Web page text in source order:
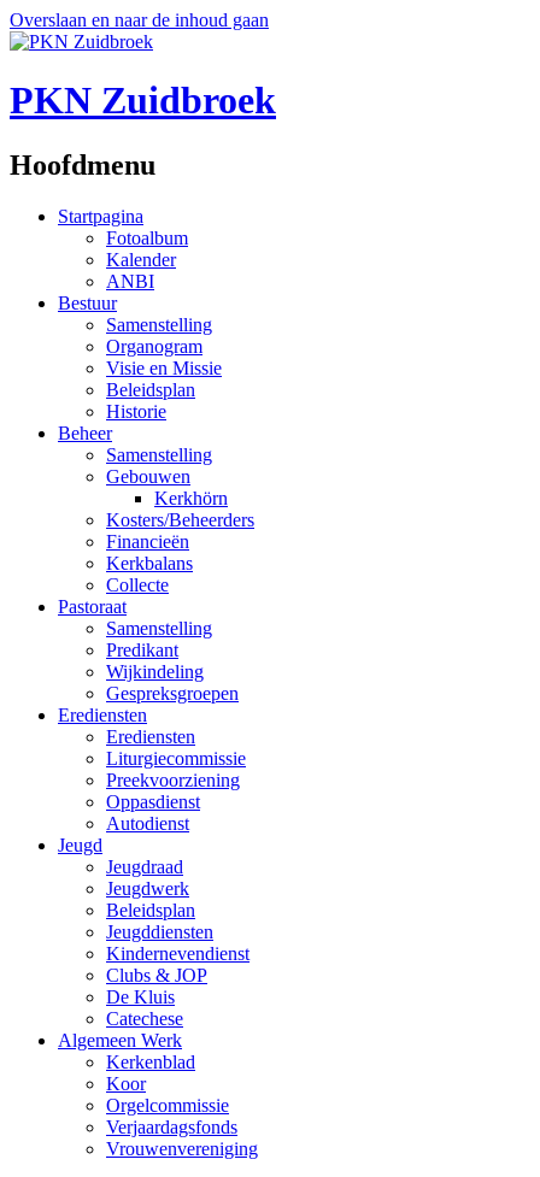
Overslaan en naar de inhoud gaan
PKN Zuidbroek
Hoofdmenu
Startpagina
Fotoalbum
Kalender
ANBI
Bestuur
Samenstelling
Organogram
Visie en Missie
Beleidsplan
Historie
Beheer
Samenstelling
Gebouwen
Kerkhörn
Kosters/Beheerders
Financieën
Kerkbalans
Collecte
Pastoraat
Samenstelling
Predikant
Wijkindeling
Gespreksgroepen
Erediensten
Erediensten
Liturgiecommissie
Preekvoorziening
Oppasdienst
Autodienst
Jeugd
Jeugdraad
Jeugdwerk
Beleidsplan
Jeugddiensten
Kindernevendienst
Clubs & JOP
De Kluis
Catechese
Algemeen Werk
Kerkenblad
Koor
Orgelcommissie
Verjaardagsfonds
Vrouwenvereniging